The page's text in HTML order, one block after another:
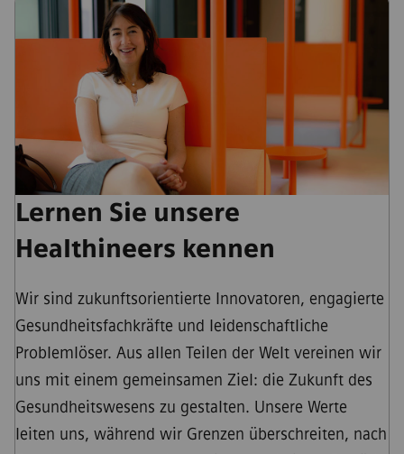
Lernen Sie unsere
Healthineers kennen
Wir sind zukunftsorientierte Innovatoren, engagierte
Gesundheitsfachkräfte und leidenschaftliche
Problemlöser. Aus allen Teilen der Welt vereinen wir
uns mit einem gemeinsamen Ziel: die Zukunft des
Gesundheitswesens zu gestalten. Unsere Werte
leiten uns, während wir Grenzen überschreiten, nach